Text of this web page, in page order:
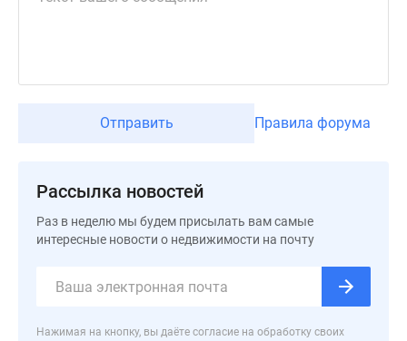
класса
Новостройки
бизнес-
Рассрочка
ипотека
Отправить Правила форума
Рассылка новостей
Раз в неделю мы будем присылать вам самые
интересные новости о недвижимости на почту
Нажимая на кнопку, вы даёте согласие на обработку своих